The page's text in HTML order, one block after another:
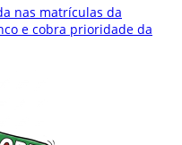
nas matrículas da
e cobra prioridade da